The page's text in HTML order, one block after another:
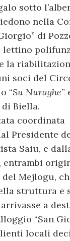
sotto
nella
di
lettino
la
soci del
“Su Nuraghe”
di Biella.
coordinata
Presidente
Saiu, e
entrambi
Mejlogu,
struttura e
a
“San
locali